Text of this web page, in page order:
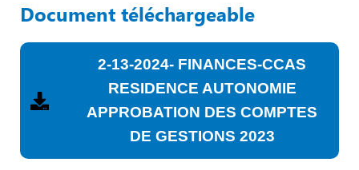
Document téléchargeable
2-13-2024- FINANCES-CCAS
RESIDENCE AUTONOMIE
APPROBATION DES COMPTES
DE GESTIONS 2023